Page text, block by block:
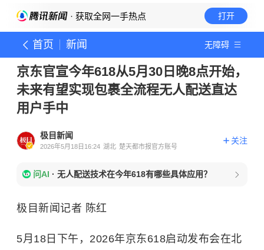
· 获取全网一手热点 打开
首页 新闻 无障碍
京东官宣今年618从5月30日晚8点开始，
未来有望实现包裹全流程无人配送直达
用户手中
极目新闻
2026年5月18日16:24 湖北 楚天都市报官方账号
关注
问AI · 无人配送技术在今年618有哪些具体应用？
极目新闻记者 陈红
5月18日下午，2026年京东618启动发布会在北